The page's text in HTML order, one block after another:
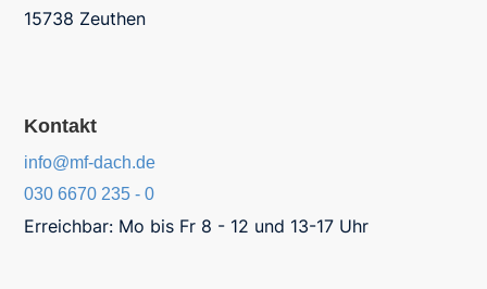
15738 Zeuthen
Kontakt
info@mf-dach.de
030 6670 235 - 0
Erreichbar: Mo bis Fr 8 - 12 und 13-17 Uhr